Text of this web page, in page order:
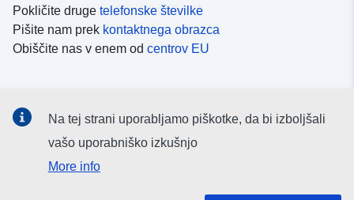
Pokličite druge telefonske številke
Pišite nam prek kontaktnega obrazca
Obiščite nas v enem od centrov EU
Iskanje podružbenih medijih EU
Na tej strani uporabljamo piškotke, da bi izboljšali
vašo uporabniško izkušnjo
More info